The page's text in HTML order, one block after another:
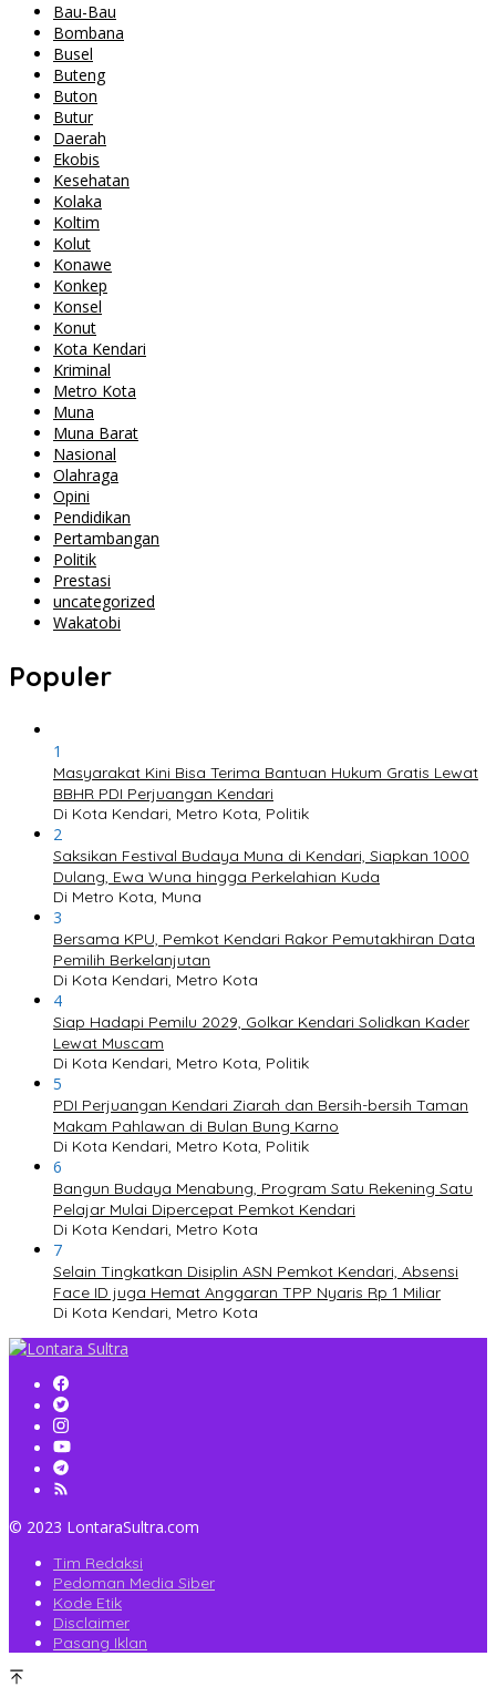
Bau-Bau
Bombana
Busel
Buteng
Buton
Butur
Daerah
Ekobis
Kesehatan
Kolaka
Koltim
Kolut
Konawe
Konkep
Konsel
Konut
Kota Kendari
Kriminal
Metro Kota
Muna
Muna Barat
Nasional
Olahraga
Opini
Pendidikan
Pertambangan
Politik
Prestasi
uncategorized
Wakatobi
Populer
1
Masyarakat Kini Bisa Terima Bantuan Hukum Gratis Lewat
BBHR PDI Perjuangan Kendari
Di Kota Kendari, Metro Kota, Politik
2
Saksikan Festival Budaya Muna di Kendari, Siapkan 1000
Dulang, Ewa Wuna hingga Perkelahian Kuda
Di Metro Kota, Muna
3
Bersama KPU, Pemkot Kendari Rakor Pemutakhiran Data
Pemilih Berkelanjutan
Di Kota Kendari, Metro Kota
4
Siap Hadapi Pemilu 2029, Golkar Kendari Solidkan Kader
Lewat Muscam
Di Kota Kendari, Metro Kota, Politik
5
PDI Perjuangan Kendari Ziarah dan Bersih-bersih Taman
Makam Pahlawan di Bulan Bung Karno
Di Kota Kendari, Metro Kota, Politik
6
Bangun Budaya Menabung, Program Satu Rekening Satu
Pelajar Mulai Dipercepat Pemkot Kendari
Di Kota Kendari, Metro Kota
7
Selain Tingkatkan Disiplin ASN Pemkot Kendari, Absensi
Face ID juga Hemat Anggaran TPP Nyaris Rp 1 Miliar
Di Kota Kendari, Metro Kota
© 2023 LontaraSultra.com
Tim Redaksi
Pedoman Media Siber
Kode Etik
Disclaimer
Pasang Iklan